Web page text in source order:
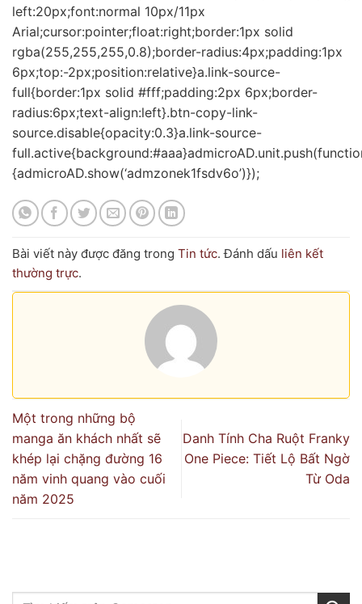
left:20px;font:normal 10px/11px
Arial;cursor:pointer;float:right;border:1px solid
rgba(255,255,255,0.8);border-radius:4px;padding:1px
6px;top:-2px;position:relative}a.link-source-
full{border:1px solid #fff;padding:2px 6px;border-
radius:6px;text-align:left}.btn-copy-link-
source.disable{opacity:0.3}a.link-source-
{admicroAD.show(‘admzonek1fsdv6o’)});
Bài viết này được đăng trong Tin tức. Đánh dấu liên kết
thường trực.
Một trong những bộ
manga ăn khách nhất sẽ
khép lại chặng đường 16
năm vinh quang vào cuối
năm 2025
Danh Tính Cha Ruột Franky
One Piece: Tiết Lộ Bất Ngờ
Từ Oda